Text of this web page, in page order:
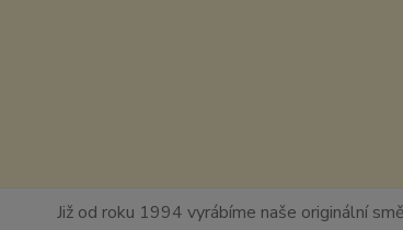
Již od roku 1994 vyrábíme naše originální